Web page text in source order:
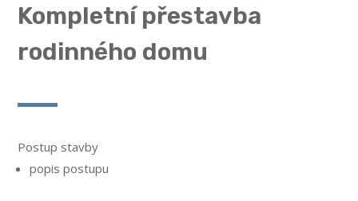
Kompletní přestavba
rodinného domu
Postup stavby
popis postupu